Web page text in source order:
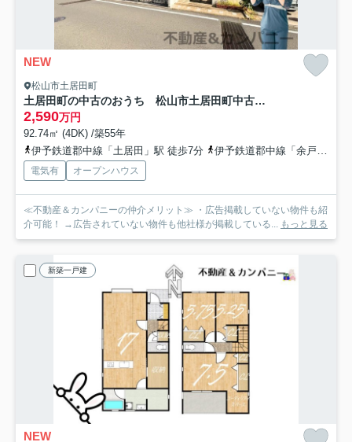
NEW
松山市土居田町
土居田町の中古のおうち 松山市土居田町中古戸建
2,590万円
92.74㎡ (4DK) /築55年
伊予鉄道郡中線「土居田」駅 徒歩7分
伊予鉄道郡中線「余戸」駅 徒歩13分
電気有 オープンハウス
≪不動産＆カンパニーの仲介メリット≫ ・広告掲載していない物件も紹
介可能！ →広告されていない物件も他社様が掲載している...
もっと見る
新築一戸建
NEW